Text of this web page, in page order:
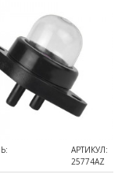
АРТИКУЛ:
25774AZ